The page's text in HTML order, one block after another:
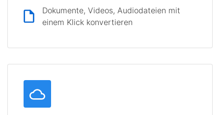
Dokumente, Videos, Audiodateien mit
einem Klick konvertieren